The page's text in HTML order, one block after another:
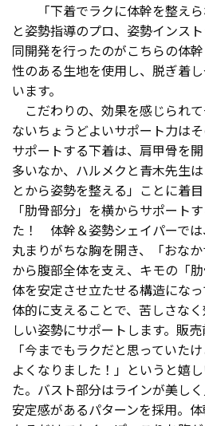
Tさん（72歳）
一言で表現すると着心地が良
感もソフトでいつまででも着用
なるお腹も適度に心地よく引き
着用しています。長時間着用し
じないので嬉しいです。
Kさん（59歳）
肌ざわりが良く、気持ちが良
用していたものより伸縮性があ
着ることが出来ました。
「下着でラクに体幹を整えら
と姿勢指導のプロ、姿勢インス
同開発を行ったのがこちらの体
性のある生地を使用し、脱ぎ着
います。
こだわりの、効果を感じられ
ないちょうどよいサポート力は
サポートする下着は、肩甲骨を
多いなか、ハルメクと青木先生
とから姿勢を整える」ことに着
「肋骨部分」を横からサポート
た！ 体幹＆姿勢シェイパーで
丸まりがちな胸を開き、「おな
から腹部全体を支え、キモの「
体を安定させ立たせる構造にな
体的に支えることで、苦しさな
しい姿勢にサポートします。販売
「今までもラクだと思っていた
よくなりました！」というと嬉
た。バスト部分はラインが美し
安定感があるパターンを採用。